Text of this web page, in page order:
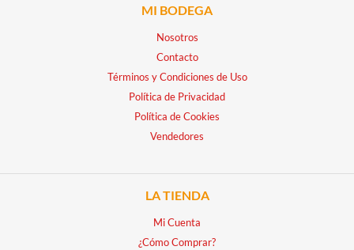
MI BODEGA
Nosotros
Contacto
Términos y Condiciones de Uso
Política de Privacidad
Política de Cookies
Vendedores
LA TIENDA
Mi Cuenta
¿Cómo Comprar?